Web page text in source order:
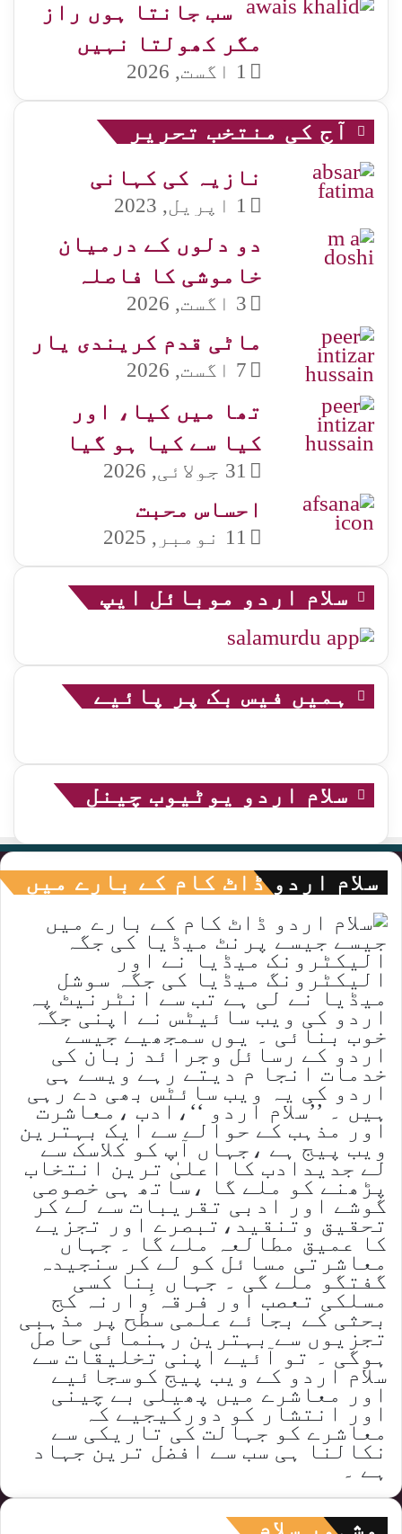
سب جانتا ہوں راز
مگر کھولتا نہیں
1 اگست, 2026
آج کی منتخب تحریر
نازیہ کی کہانی
1 اپریل, 2023
دو دلوں کے درمیان
خاموشی کا فاصلہ
3 اگست, 2026
ماٹی قدم کریندی یار
7 اگست, 2026
تھا میں کیا، اور
کیا سے کیا ہو گیا
31 جولائی, 2026
احساس محبت
11 نومبر, 2025
سلام اردو موبائل ایپ
ہمیں فیس بک پر پائیے
سلام اردو یوٹیوب چینل
سلام اردو ڈاٹ کام کے بارے میں
جیسے جیسے پرنٹ میڈیا کی جگہ
الیکٹرونک میڈیا نے اور
الیکٹرونگ میڈیا کی جگہ سوشل
میڈیا نے لی ہے تب سے انٹرنیٹ پہ
اردو کی ویب سائیٹس نے اپنی جگہ
خوب بنائی ۔ یوں سمجھیے جیسے
اردو کے رسائل وجرائد زبان کی
خدمات انجا م دیتے رہے ویسے ہی
اردو کی یہ ویب سائٹس بھی دے رہی
ہیں ۔ ’’سلام اردو ‘‘،ادب ،معاشرت
اور مذہب کے حوالے سے ایک بہترین
ویب پیج ہے ،جہاں آپ کو کلاسک سے
لے جدیدادب کا اعلیٰ ترین انتخاب
پڑھنے کو ملے گا ،ساتھ ہی خصوصی
گوشے اور ادبی تقریبات سے لے کر
تحقیق وتنقید،تبصرے اور تجزیے
کا عمیق مطالعہ ملے گا ۔ جہاں
معاشرتی مسائل کو لے کر سنجیدہ
گفتگو ملے گی ۔ جہاں بِنا کسی
مسلکی تعصب اور فرقہ وارنہ کج
بحثی کے بجائے علمی سطح پر مذہبی
تجزیوں سے بہترین رہنمائی حاصل
ہوگی ۔ تو آئیے اپنی تخلیقات سے
سلام اردو کے ویب پیج کوسجائیے
اور معاشرے میں پھیلی بے چینی
اور انتشار کو دورکیجیے کہ
معاشرے کو جہالت کی تاریکی سے
نکالنا ہی سب سے افضل ترین جہاد
ہے ۔
مشہور سلام